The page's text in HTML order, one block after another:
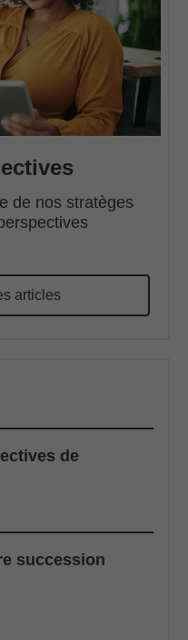
de nos stratèges
articles
de
succession